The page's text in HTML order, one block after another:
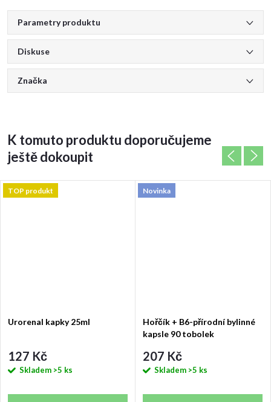
Parametry produktu
Diskuse
Značka
K tomuto produktu doporučujeme
ještě dokoupit
TOP produkt
Urorenal kapky 25ml
127 Kč
Skladem >5 ks
Novinka
Hořčík + B6-přírodní bylinné
kapsle 90 tobolek
207 Kč
Skladem >5 ks